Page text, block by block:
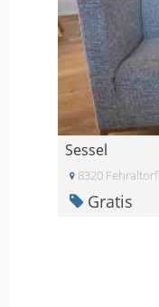
Sessel
8320 Fehraltorf
Gratis